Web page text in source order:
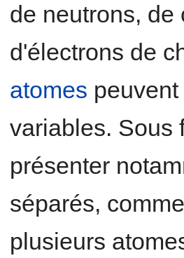
de neutrons, de
d'électrons de
atomes
variables. Sous
présenter
séparés,
plusieurs